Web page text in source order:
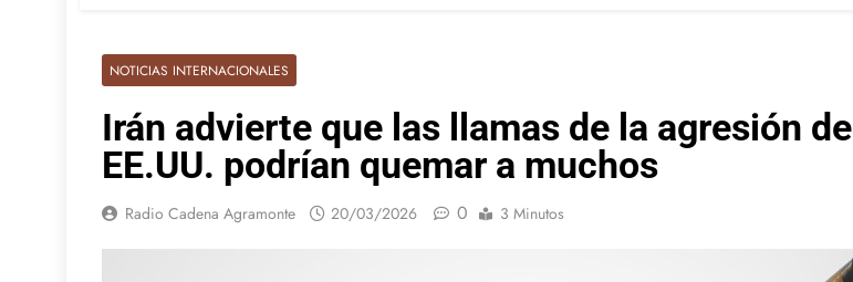
NOTICIAS INTERNACIONALES
Irán advierte que las llamas de la agresión de
EE.UU. podrían quemar a muchos
Radio Cadena Agramonte 20/03/2026 0 3 Minutos